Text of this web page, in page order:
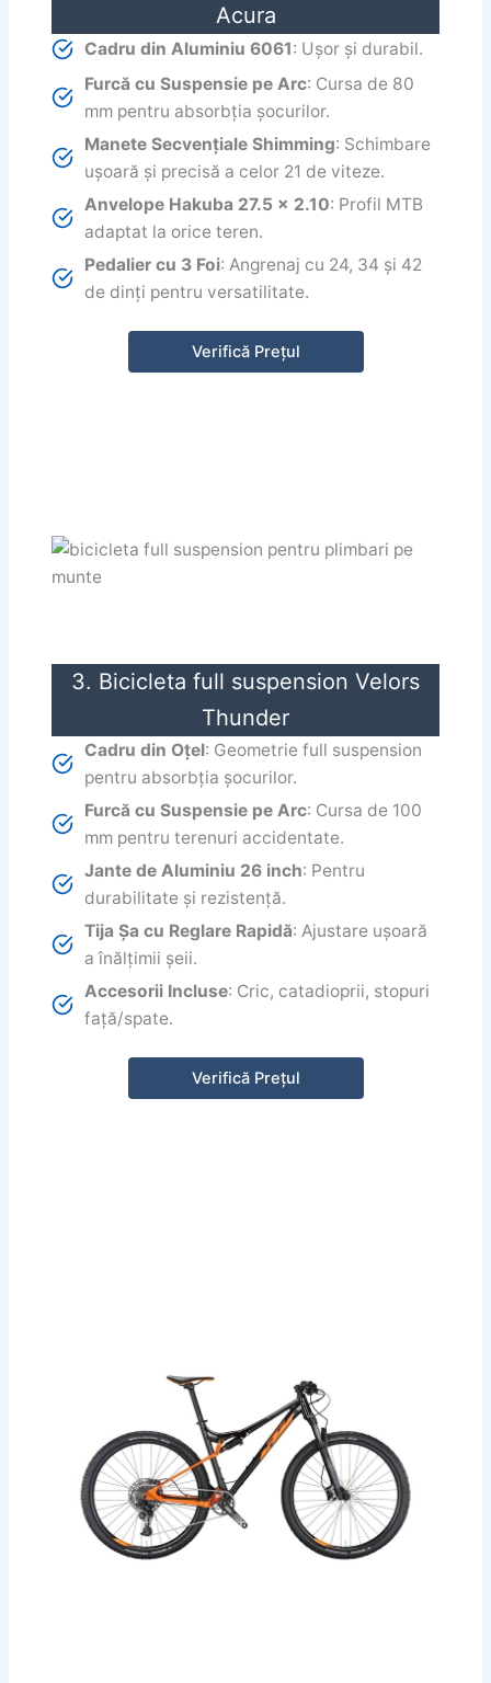
Acura
Cadru din Aluminiu 6061: Ușor și durabil.
Furcă cu Suspensie pe Arc: Cursa de 80
mm pentru absorbția șocurilor.
Manete Secvențiale Shimming: Schimbare
ușoară și precisă a celor 21 de viteze.
Anvelope Hakuba 27.5 x 2.10: Profil MTB
adaptat la orice teren.
Pedalier cu 3 Foi: Angrenaj cu 24, 34 și 42
de dinți pentru versatilitate.
Verifică Prețul
3. Bicicleta full suspension Velors
Thunder
Cadru din Oțel: Geometrie full suspension
pentru absorbția șocurilor.
Furcă cu Suspensie pe Arc: Cursa de 100
mm pentru terenuri accidentate.
Jante de Aluminiu 26 inch: Pentru
durabilitate și rezistență.
Tija Șa cu Reglare Rapidă: Ajustare ușoară
a înălțimii șeii.
Accesorii Incluse: Cric, catadioprii, stopuri
față/spate.
Verifică Prețul